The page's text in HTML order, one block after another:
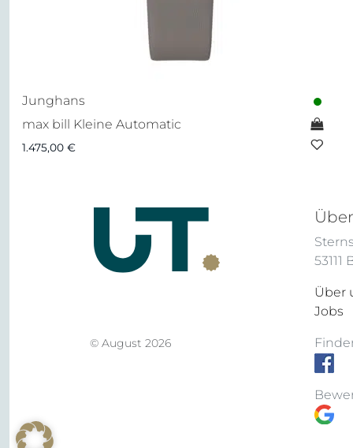
Junghans
max bill Kleine Automatic
1.475,00 €
© August 2026
53111
Über
Jobs